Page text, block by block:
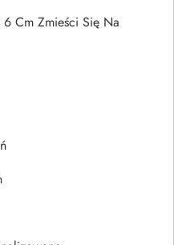
Cm Zmieści Się Na